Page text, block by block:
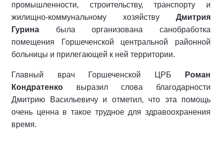
промышленности, строительству, транспорту и
жилищно-коммунальному хозяйству Дмитрия
Гурина была организована санобработка
помещения Горшеченской центральной районной
больницы и прилегающей к ней территории.
Главный врач Горшеченской ЦРБ
Роман
Кондратенко выразил слова благодарности
Дмитрию Васильевичу и отметил, что эта помощь
очень ценна в такое трудное для здравоохранения
время.